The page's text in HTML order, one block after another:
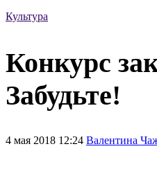
Культура
Конкурс
Забудьте!
4 мая 2018 12:24 Валентина